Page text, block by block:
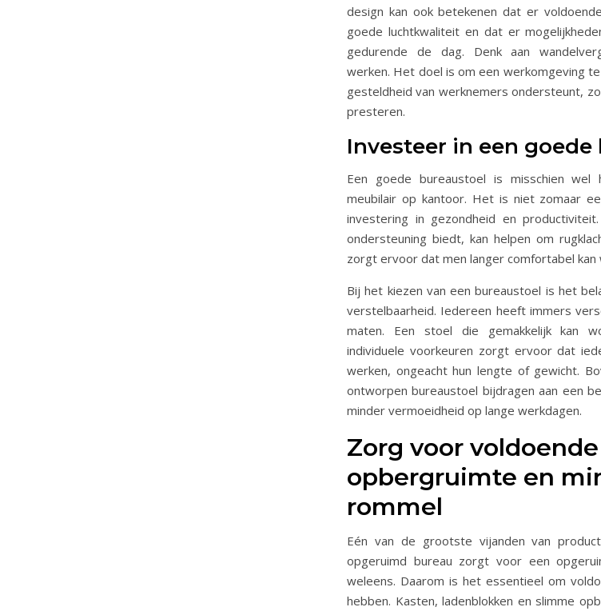
design kan ook betekenen dat er
goede luchtkwaliteit en dat er
gedurende de dag. Denk aan
werken. Het doel is om een werkomgeving
gesteldheid van werknemers ondersteunt,
presteren.
Investeer in een goede
Een goede bureaustoel is misschien wel
meubilair op kantoor. Het is niet zomaar
investering in gezondheid en
ondersteuning biedt, kan helpen om
zorgt ervoor dat men langer comfortabel kan
Bij het kiezen van een bureaustoel is het
verstelbaarheid. Iedereen heeft immers
maten. Een stoel die gemakkelijk kan
individuele voorkeuren zorgt ervoor dat
werken, ongeacht hun lengte of gewicht.
ontworpen bureaustoel bijdragen aan een
minder vermoeidheid op lange werkdagen.
Zorg voor voldoende
opbergruimte en
rommel
Eén van de grootste vijanden van
opgeruimd bureau zorgt voor een
weleens. Daarom is het essentieel om
hebben. Kasten, ladenblokken en slimme